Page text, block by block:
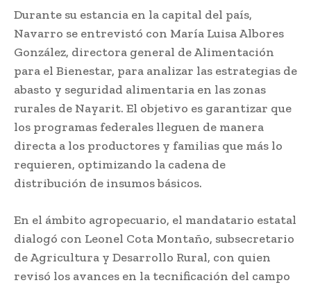
Durante su estancia en la capital del país,
Navarro se entrevistó con María Luisa Albores
González, directora general de Alimentación
para el Bienestar, para analizar las estrategias de
abasto y seguridad alimentaria en las zonas
rurales de Nayarit. El objetivo es garantizar que
los programas federales lleguen de manera
directa a los productores y familias que más lo
requieren, optimizando la cadena de
distribución de insumos básicos.
En el ámbito agropecuario, el mandatario estatal
dialogó con Leonel Cota Montaño, subsecretario
de Agricultura y Desarrollo Rural, con quien
revisó los avances en la tecnificación del campo